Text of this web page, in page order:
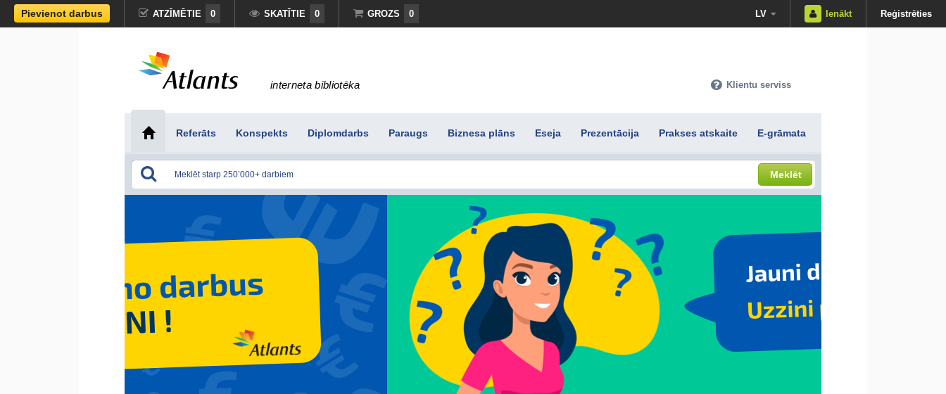
Pievienot darbus ATZĪMĒTIE 0 SKATĪTIE 0 GROZS 0 LV Ienākt Reģistrēties
interneta bibliotēka Klientu serviss
Referāts Konspekts Diplomdarbs Paraugs Biznesa plāns Eseja Prezentācija Prakses atskaite E-grāmata
Meklēt